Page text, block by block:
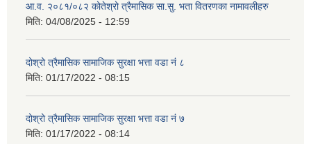
आ.व. २०८१/०८२ कोतेश्रो त्रैमासिक सा.सु. भता वितरणका नामावलीहरु
मिति: 04/08/2025 - 12:59
दोश्रो त्रैमासिक सामाजिक सुरक्षा भत्ता वडा नं ८
मिति: 01/17/2022 - 08:15
दोश्रो त्रैमासिक सामाजिक सुरक्षा भत्ता वडा नं ७
मिति: 01/17/2022 - 08:14